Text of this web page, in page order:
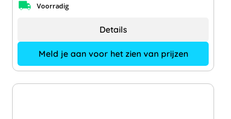
Voorradig
Meld je aan voor het zien van prijzen
Details